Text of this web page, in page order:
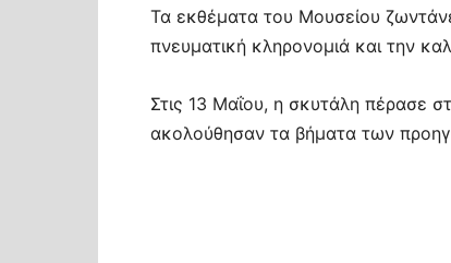
Τα εκθέματα του Μουσείου
πνευματική κληρονομιά και την
Στις 13 Μαΐου, η σκυτάλη πέρασε
ακολούθησαν τα βήματα των